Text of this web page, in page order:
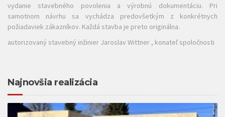
vydanie stavebného povolenia a výrobnú dokumentáciu. Pri
samotnom návrhu sa vychádza predovšetkým z konkrétnych
požiadaviek zákazníkov. Každá stavba je preto originálna.
autorizovaný stavebný inžinier Jaroslav Wittner , konateľ spoločnosti
Najnovšia realizácia